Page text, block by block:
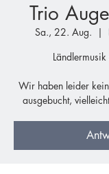
Trio
Sa., 22. Aug.
  |
Wir haben leider
ausgebucht,